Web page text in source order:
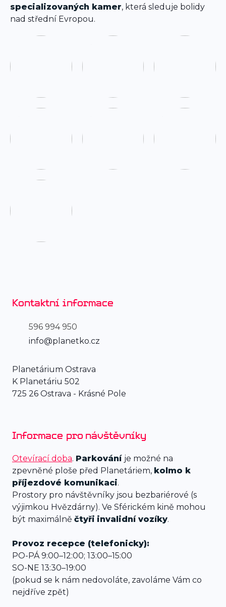
specializovaných kamer, která sleduje bolidy
nad střední Evropou.
Kontaktní informace
596 994 950
info@planetko.cz
Planetárium Ostrava
K Planetáriu 502
725 26 Ostrava - Krásné Pole
Informace pro návštěvníky
Otevírací doba. Parkování je možné na
zpevněné ploše před Planetáriem, kolmo k
příjezdové komunikaci.
Prostory pro návštěvníky jsou bezbariérové (s
výjimkou Hvězdárny). Ve Sférickém kině mohou
být maximálně čtyři invalidní vozíky.
Provoz recepce (telefonicky):
PO-PÁ 9:00–12:00; 13:00–15:00
SO-NE 13:30–19:00
(pokud se k nám nedovoláte, zavoláme Vám co
nejdříve zpět)